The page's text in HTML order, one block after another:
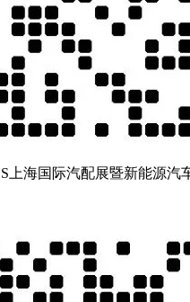
海国际汽配展暨新能源汽